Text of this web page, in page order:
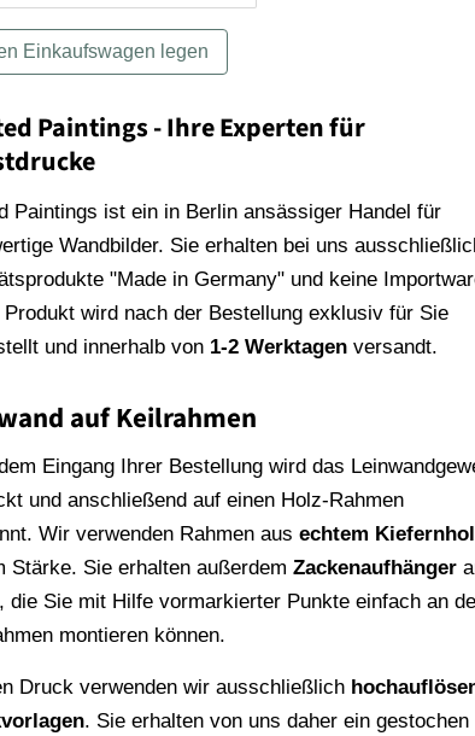
Einkaufswagen legen
Paintings - Ihre Experten für
Paintings ist ein in Berlin ansässiger Handel für
Wandbilder. Sie erhalten bei uns
"Made in Germany" und keine
wird nach der Bestellung exklusiv für Sie
und innerhalb von 1-2 Werktagen versandt.
auf Keilrahmen
Eingang Ihrer Bestellung wird das
und anschließend auf einen Holz-Rahmen
Wir verwenden Rahmen aus echtem
Stärke. Sie erhalten außerdem Zackenaufhänger
die Sie mit Hilfe vormarkierter Punkte einfach an
montieren können.
Druck verwenden wir ausschließlich
. Sie erhalten von uns daher ein gestochen